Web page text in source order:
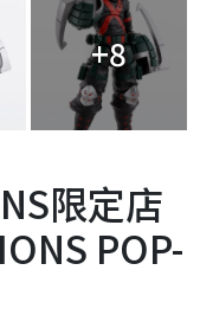
+8
限定店
POP-